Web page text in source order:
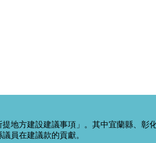
提地方建設建議事項」。其中宜蘭縣、彰
員在建議款的貢獻。